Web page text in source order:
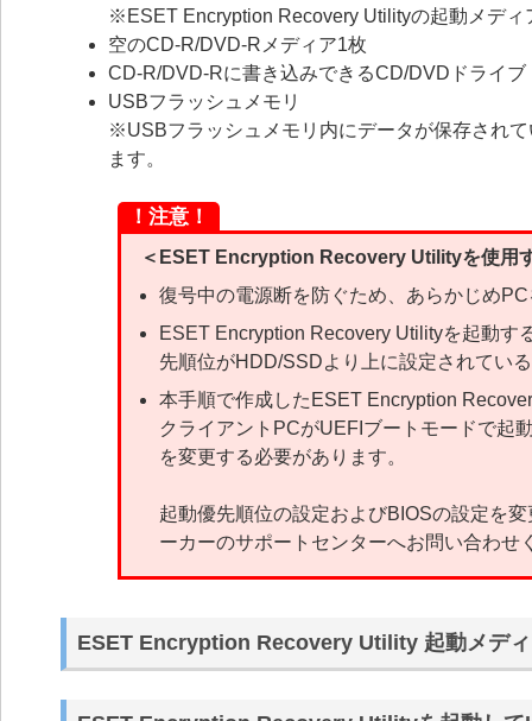
※ESET Encryption Recovery Utilityの起動メディ
空のCD-R/DVD-Rメディア1枚
CD-R/DVD-Rに書き込みできるCD/DVDドライブ
USBフラッシュメモリ
※USBフラッシュメモリ内にデータが保存され
ます。
！注意！
＜ESET Encryption Recovery Utilityを使用
復号中の電源断を防ぐため、あらかじめPC
ESET Encryption Recovery Utilityを起動す
先順位がHDD/SSDより上に設定されてい
本手順で作成したESET Encryption
クライアントPCがUEFIブートモードで起
を変更する必要があります。
起動優先順位の設定およびBIOSの設定を
ーカーのサポートセンターへお問い合わせ
ESET Encryption Recovery Utility 起動メデ